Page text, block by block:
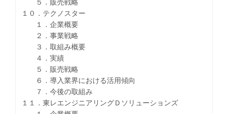
５．販売戦略
１０．テクノスター
１．企業概要
２．事業戦略
３．取組み概要
４．実績
５．販売戦略
６．導入業界における活用傾向
７．今後の取組み
１１．東レエンジニアリングＤソリューションズ